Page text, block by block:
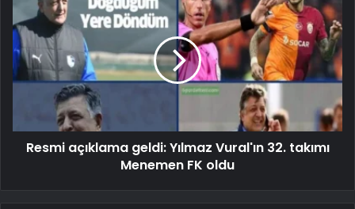
Resmi açıklama geldi: Yılmaz Vural'ın 32. takımı
Menemen FK oldu